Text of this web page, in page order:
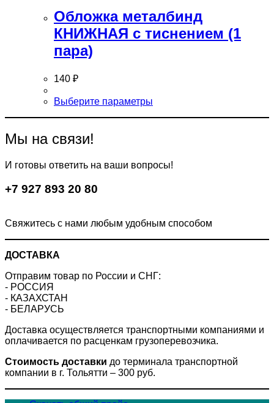
Обложка металбинд
КНИЖНАЯ с тиснением (1
пара)
140 ₽
Выберите параметры
можно
Мы на связи!
И готовы ответить на ваши вопросы!
+7 927 893 20 80
Свяжитесь с нами любым удобным способом
ДОСТАВКА
Отправим товар по России и СНГ:
- РОССИЯ
- КАЗАХСТАН
- БЕЛАРУСЬ
Доставка осуществляется транспортными компаниями и
оплачивается по расценкам грузоперевозчика.
Стоимость доставки до терминала транспортной
компании в г. Тольятти – 300 руб.